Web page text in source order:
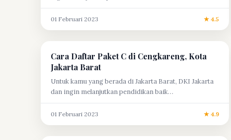
01 Februari 2023 ★ 4.5
Cara Daftar Paket C di Cengkareng, Kota
Jakarta Barat
Untuk kamu yang berada di Jakarta Barat, DKI Jakarta
dan ingin melanjutkan pendidikan baik…
01 Februari 2023 ★ 4.9